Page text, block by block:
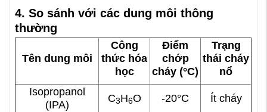
4. So sánh với các dung môi thông
thường
Tên dung môi
Công
thức hóa
học
Điểm
chớp
cháy (°C)
Trạng
thái cháy
nổ
Isopropanol
(IPA)
C3H6O -20°C Ít cháy